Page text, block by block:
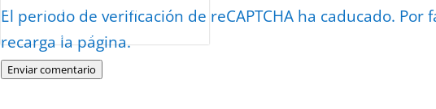
El periodo de verificación de reCAPTCHA ha caducado. Por
recarga la página.
Enviar comentario
Protegidos por reCAPTCHA
Términos